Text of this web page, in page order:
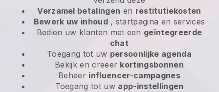
Verzamel betalingen en restitutiekosten
Bewerk uw inhoud, startpagina en services
Bedien uw klanten met een geïntegreerde
chat
Toegang tot uw persoonlijke agenda
Bekijk en creëer kortingsbonnen
Beheer influencer-campagnes
Toegang tot uw app-instellingen